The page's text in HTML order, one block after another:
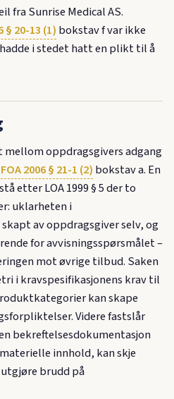
fra Sunrise Medical AS.
§ 20-13 (1) bokstav f var ikke
i stedet hatt en plikt til å
oppdragsgivers adgang
FOA 2006 § 21-1 (2) bokstav a. En
etter LOA 1999 § 5 der to
uklarheten i
av oppdragsgiver selv, og
for avvisningsspørsmålet –
mot øvrige tilbud. Saken
i kravspesifikasjonens krav til
kan skape
Videre fastslår
bekreftelsesdokumentasjon
innhold, kan skje
brudd på